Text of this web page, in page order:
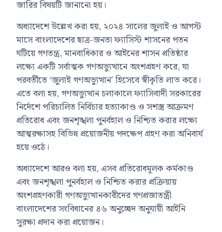
জারির বিষয়টি জানানো হয়।
অধ্যাদেশে উল্লেখ করা হয়, ২০২৪ সালের জুলাই ও আগস্ট
মাসে বাংলাদেশের ছাত্র-জনতা ফ্যাসিস্ট শাসনের পতন
ঘটিয়ে গণতন্ত্র, মানবাধিকার ও আইনের শাসন প্রতিষ্ঠার
লক্ষ্যে একটি সর্বাত্মক গণঅভ্যুত্থানে অংশগ্রহণ করে, যা
পরবর্তীতে ‘জুলাই গণঅভ্যুত্থান’ হিসেবে স্বীকৃতি লাভ করে।
এতে বলা হয়, গণঅভ্যুত্থান চলাকালে ফ্যাসিবাদী সরকারের
নির্দেশে পরিচালিত নির্বিচার হত্যাকাণ্ড ও সশস্ত্র আক্রমণ
প্রতিরোধ এবং জনশৃঙ্খলা পুনর্বহাল ও নিশ্চিত করার লক্ষ্যে
আত্মরক্ষাসহ বিভিন্ন প্রয়োজনীয় পদক্ষেপ গ্রহণ করা অনিবার্য
হয়ে ওঠে।
অধ্যাদেশে আরও বলা হয়, এসব প্রতিরোধমূলক কর্মকাণ্ড
এবং জনশৃঙ্খলা পুনর্বহাল ও নিশ্চিত করার প্রক্রিয়ায়
অংশগ্রহণকারী গণঅভ্যুত্থানকারীদের গণপ্রজাতন্ত্রী
বাংলাদেশের সংবিধানের ৪৬ অনুচ্ছেদ অনুযায়ী আইনি
সুরক্ষা প্রদান করা প্রয়োজন।